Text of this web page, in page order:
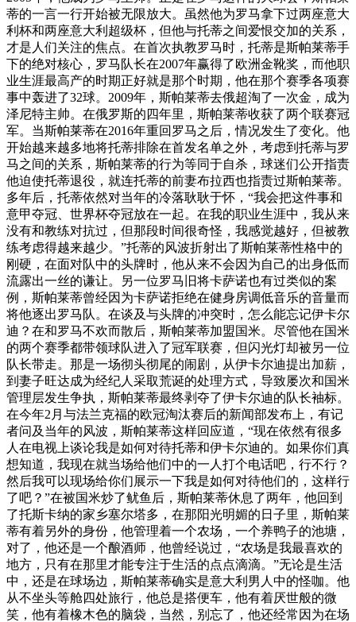
蒂的一言一行开始被无限放大。虽然他为罗马拿下过两座意大
利杯和两座意大利超级杯，但他与托蒂之间爱恨交加的关系，
才是人们关注的焦点。在首次执教罗马时，托蒂是斯帕莱蒂手
下的绝对核心，罗马队长在2007年赢得了欧洲金靴奖，而他职
业生涯最高产的时期正好就是那个时期，他在那个赛季各项赛
事中轰进了32球。2009年，斯帕莱蒂去俄超淘了一次金，成为
泽尼特主帅。在俄罗斯的四年里，斯帕莱蒂收获了两个联赛冠
军。当斯帕莱蒂在2016年重回罗马之后，情况发生了变化。他
开始越来越多地将托蒂排除在首发名单之外，考虑到托蒂与罗
马之间的关系，斯帕莱蒂的行为等同于自杀，球迷们公开指责
他迫使托蒂退役，就连托蒂的前妻布拉西也指责过斯帕莱蒂。
多年后，托蒂依然对当年的冷落耿耿于怀，“我会把这件事和
意甲夺冠、世界杯夺冠放在一起。在我的职业生涯中，我从来
没有和教练对抗过，但那段时间很奇怪，我感觉越好，但被教
练考虑得越来越少。”托蒂的风波折射出了斯帕莱蒂性格中的
刚硬，在面对队中的头牌时，他从来不会因为自己的出身低而
流露出一丝的谦让。另一位罗马旧将卡萨诺也有过类似的案
例，斯帕莱蒂曾经因为卡萨诺拒绝在健身房调低音乐的音量而
将他逐出罗马队。在谈及与头牌的冲突时，怎么能忘记伊卡尔
迪？在和罗马不欢而散后，斯帕莱蒂加盟国米。尽管他在国米
的两个赛季都带领球队进入了冠军联赛，但闪光灯却被另一位
队长带走。那是一场彻头彻尾的闹剧，从伊卡尔迪提出加薪，
到妻子旺达成为经纪人采取荒诞的处理方式，导致屡次和国米
管理层发生争执，斯帕莱蒂最终剥夺了伊卡尔迪的队长袖标。
在今年2月与法兰克福的欧冠淘汰赛后的新闻部发布上，有记
者问及当年的风波，斯帕莱蒂这样回应道，“现在依然有很多
人在电视上谈论我是如何对待托蒂和伊卡尔迪的。如果你们真
想知道，我现在就当场给他们中的一人打个电话吧，行不行？
然后我可以现场给你们展示一下我是如何对待他们的，这样行
了吧？”在被国米炒了鱿鱼后，斯帕莱蒂休息了两年，他回到
了托斯卡纳的家乡塞尔塔多，在那阳光明媚的日子里，斯帕莱
蒂有着另外的身份，他管理着一个农场，一个养鸭子的池塘，
对了，他还是一个酿酒师，他曾经说过，“农场是我最喜欢的
地方，只有在那里才能专注于生活的点点滴滴。”无论是生活
中，还是在球场边，斯帕莱蒂确实是意大利男人中的怪咖。他
从不坐头等舱四处旅行，他总是搭便车，他有着厌世般的微
笑，他有着橡木色的脑袋，当然，别忘了，他还经常因为在场